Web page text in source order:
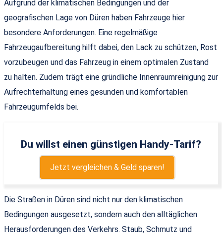
Aufgrund der klimatischen Bedingungen und der
geografischen Lage von Düren haben Fahrzeuge hier
besondere Anforderungen. Eine regelmäßige
Fahrzeugaufbereitung hilft dabei, den Lack zu schützen, Rost
vorzubeugen und das Fahrzeug in einem optimalen Zustand
zu halten. Zudem trägt eine gründliche Innenraumreinigung zur
Aufrechterhaltung eines gesunden und komfortablen
Fahrzeugumfelds bei.
Du willst einen günstigen Handy-Tarif?
Jetzt vergleichen & Geld sparen!
Die Straßen in Düren sind nicht nur den klimatischen
Bedingungen ausgesetzt, sondern auch den alltäglichen
Herausforderungen des Verkehrs. Staub, Schmutz und